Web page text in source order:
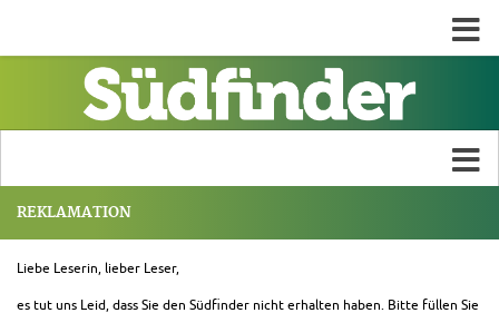
REKLAMATION
Liebe Leserin, lieber Leser,
es tut uns Leid, dass Sie den Südfinder nicht erhalten haben. Bitte füllen Sie